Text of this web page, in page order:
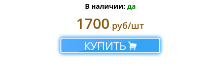
Мозаика NSmosaic
Мозаика Orro Mosaic
Мозаика Rose Mosaic
В наличии: да
1700 руб/шт
КУПИТЬ